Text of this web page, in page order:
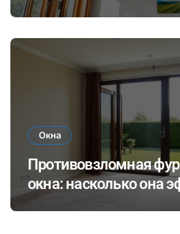
экологичные
Окна
Противовзломная
окна: насколько она